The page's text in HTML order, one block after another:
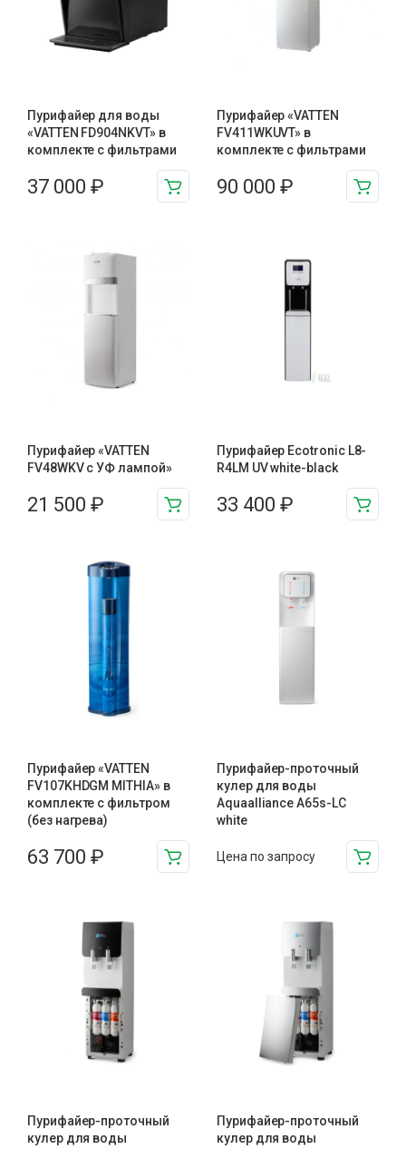
Пурифайер для воды
«VATTEN FD904NKVT» в
комплекте с фильтрами
37 000 ₽
Пурифайер «VATTEN
FV411WKUVT» в
комплекте с фильтрами
90 000 ₽
Пурифайер «VATTEN
FV48WKV с УФ лампой»
21 500 ₽
Пурифайер Ecotronic L8-
R4LM UV white-black
33 400 ₽
Пурифайер «VATTEN
FV107KHDGM MITHIA» в
комплекте с фильтром
(без нагрева)
63 700 ₽
Пурифайер-проточный
кулер для воды
Aquaalliance A65s-LC
white
Цена по запросу
Пурифайер-проточный
кулер для воды
Пурифайер-проточный
кулер для воды